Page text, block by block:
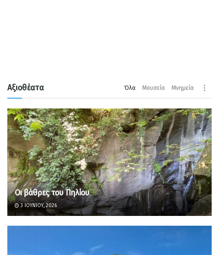
Αξιοθέατα Όλα Μουσεία Μνημεία
Οι βάθρες του Πηλίου
3 ΙΟΥΝΊΟΥ, 2026